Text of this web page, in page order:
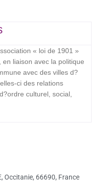
« loi de 1901 »
liaison avec la politique
avec des villes d?
ci des relations
culturel, social,
Occitanie, 66690, France